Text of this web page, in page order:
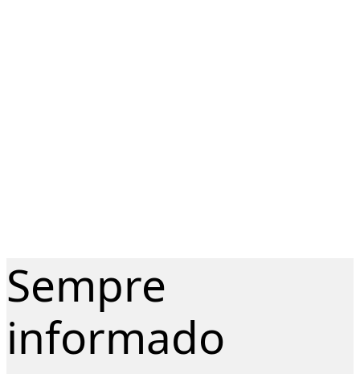
Sempre
informado